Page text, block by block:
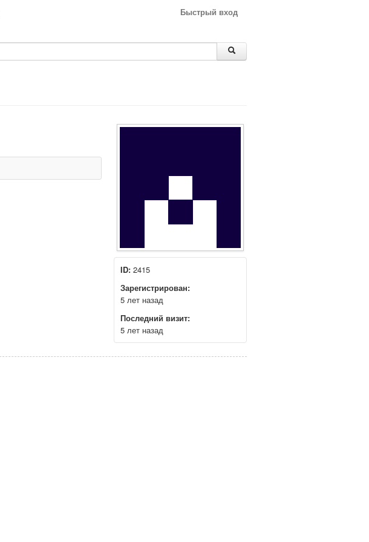
Быстрый вход
ID: 2415
Зарегистрирован:
5 лет назад
Последний визит:
5 лет назад